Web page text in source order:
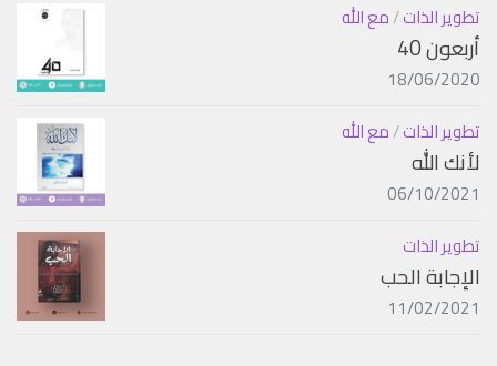
تطوير الذات/مع الله
أربعون 40
18/06/2020
تطوير الذات/مع الله
لأنك الله
06/10/2021
تطوير الذات
الإجابة الحب
11/02/2021